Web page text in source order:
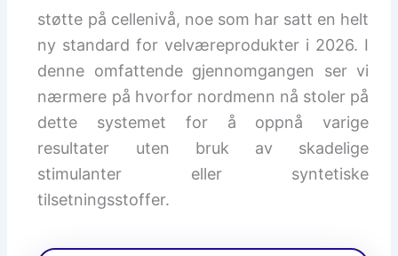
støtte på cellenivå, noe som har satt en helt
ny standard for velværeprodukter i 2026. I
denne omfattende gjennomgangen ser vi
nærmere på hvorfor nordmenn nå stoler på
dette systemet for å oppnå varige
resultater uten bruk av skadelige
stimulanter eller syntetiske
tilsetningsstoffer.